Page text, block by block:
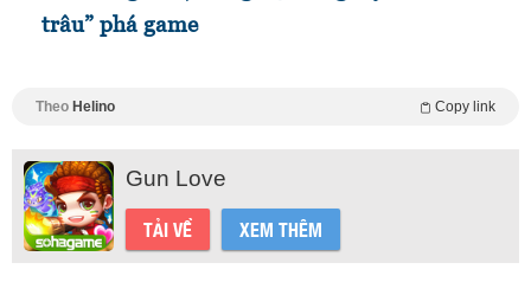
trâu” phá game
Theo Helino Copy link
Gun Love
TẢI VỀ XEM THÊM